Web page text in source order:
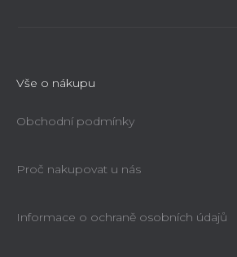
Vše o nákupu
Obchodní podmínky
Proč nakupovat u nás
Informace o ochraně osobních údajů